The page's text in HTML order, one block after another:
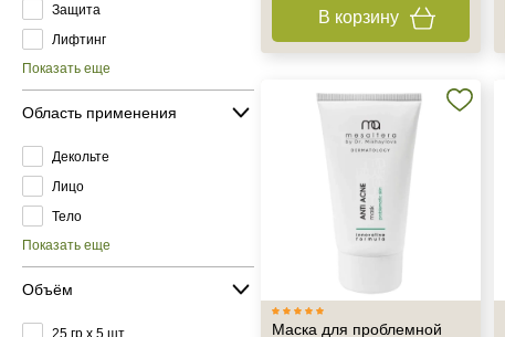
Защита
Лифтинг
Показать еще
Область применения
Декольте
Лицо
Тело
Показать еще
Объём
25 гр х 5 шт
В корзину
Маска для проблемной